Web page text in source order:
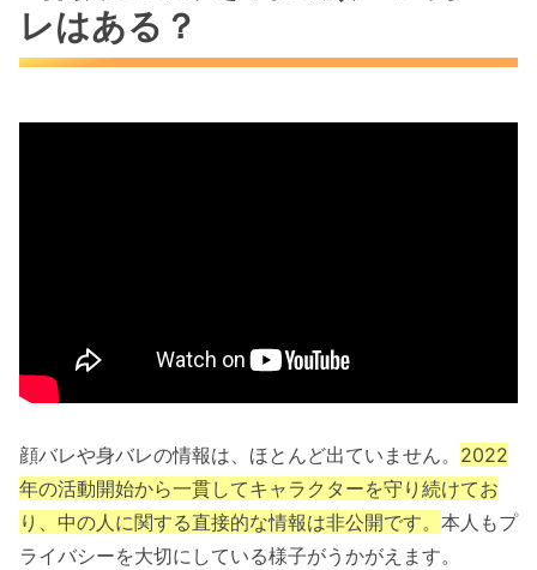
レはある？
顔バレや身バレの情報は、ほとんど出ていません。 2022
年の活動開始から一貫してキャラクターを守り続けてお
り、中の人に関する直接的な情報は非公開です。 本人もプ
ライバシーを大切にしている様子がうかがえます。